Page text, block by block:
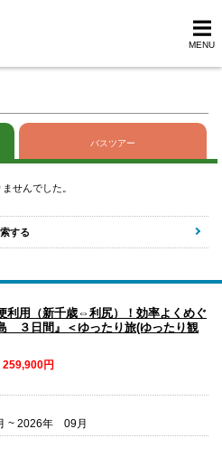
MENU
バスツアー
せんでした。
する
利用（新千歳⇔利尻）！効率よくめぐ
３日間』＜ゆったり旅(ゆったり観
円
~ 2026年 09月